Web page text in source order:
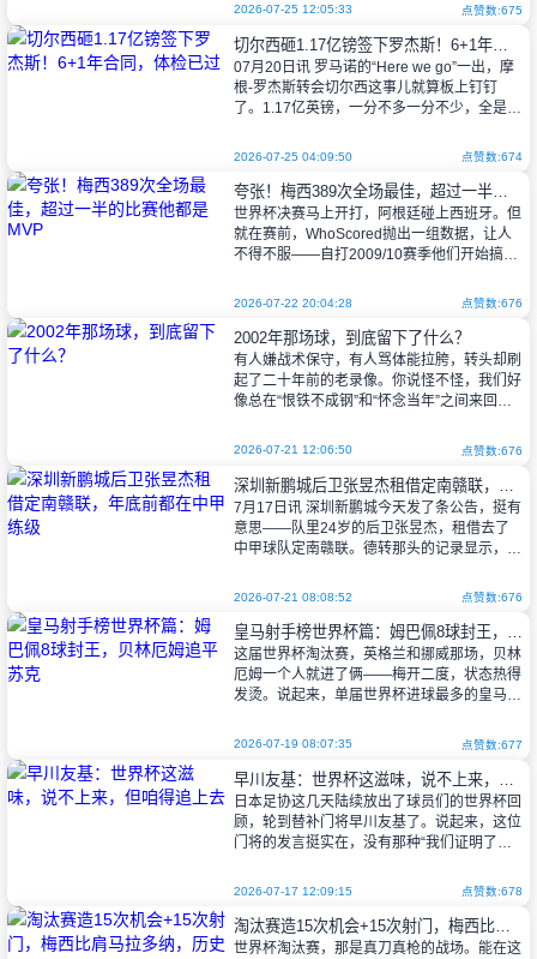
“有时候，咱们真不太能理
2026-07-25 12:05:33 点赞数:675
切尔西砸1.17亿镑签下罗杰斯！6+1年合同，体检已过
07月20日讯 罗马诺的“Here we go”一出，摩
根-罗杰斯转会切尔西这事儿就算板上钉钉
了。1.17亿英镑，一分不多一分不少，全是固
2026-07-25 04:09:50 点赞数:674
夸张！梅西389次全场最佳，超过一半的比赛他都是MVP
世界杯决赛马上开打，阿根廷碰上西班牙。但
就在赛前，WhoScored抛出一组数据，让人
不得不服——自打2009/10赛季他们开始搞数
球员。这数字什么概念？
2026-07-22 20:04:28 点赞数:676
2002年那场球，到底留下了什么？
有人嫌战术保守，有人骂体能拉胯，转头却刷
起了二十年前的老录像。你说怪不怪，我们好
像总在“恨铁不成钢”和“怀念当年”之间来回蹦
说起来，真要把时间拨回2002年夏天，
你会发现那时候的中
2026-07-21 12:06:50 点赞数:676
7月17日讯 深圳新鹏城今天发了条公告，挺有
意思——队里24岁的后卫张昱杰，租借去了
中甲球队定南赣联。德转那头的记录显示，租
公告原文是这么说的：
“祝福 |
2026-07-21 08:08:52 点赞数:676
皇马射手榜世界杯篇：姆巴佩8球封王，贝林厄姆追平苏克
这届世界杯淘汰赛，英格兰和挪威那场，贝林
厄姆一个人就进了俩——梅开二度，状态热得
发烫。说起来，单届世界杯进球最多的皇马球
表法国队轰进8球，独占鳌头；苏
2026-07-19 08:07:35 点赞数:677
日本足协这几天陆续放出了球员们的世界杯回
顾，轮到替补门将早川友基了。说起来，这位
门将的发言挺实在，没有那种“我们证明了自
他讲，这一路打下来，球队的凝聚力
2026-07-17 12:09:15 点赞数:678
淘汰赛造15次机会+15次射门，梅西比肩马拉多纳，历史第三
世界杯淘汰赛，那是真刀真枪的战场。能在这